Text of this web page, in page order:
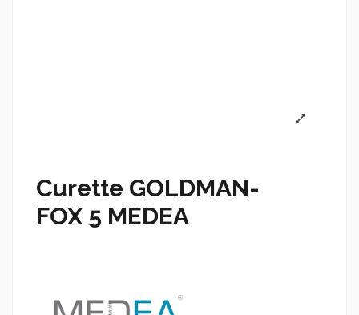
Curette GOLDMAN-
FOX 5 MEDEA